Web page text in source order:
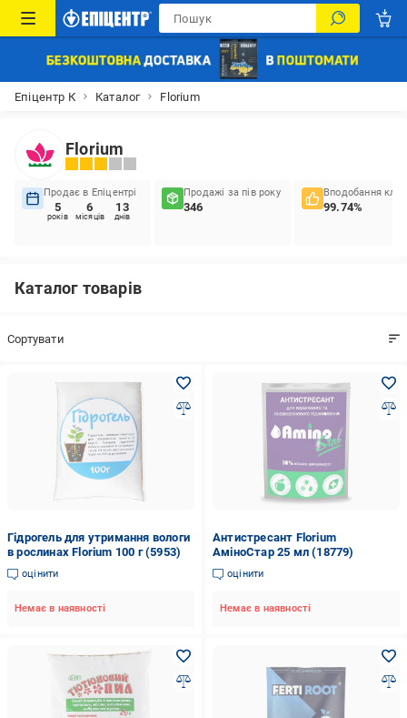
Епіцентр К Каталог Florium
Florium
Продає в Епіцентрі
5
років
6
місяців
13
днів
Продажі за пів року
346
Вподобання
99.74%
Каталог товарів
Сортувати
Гідрогель для утримання вологи
в рослинах Florium 100 г (5953)
оцінити
Немає в наявності
Антистресант Florium
АміноСтар 25 мл (18779)
оцінити
Немає в наявності